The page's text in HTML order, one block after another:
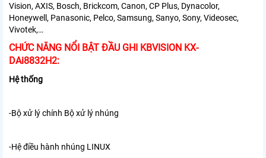
Vision, AXIS, Bosch, Brickcom, Canon, CP Plus, Dynacolor,
Honeywell, Panasonic, Pelco, Samsung, Sanyo, Sony, Videosec,
Vivotek,…
CHỨC NĂNG NỔI BẬT ĐẦU GHI KBVISION KX-
DAi8832H2:
Hệ thống
-Bộ xử lý chính Bộ xử lý nhúng
-Hệ điều hành nhúng LINUX